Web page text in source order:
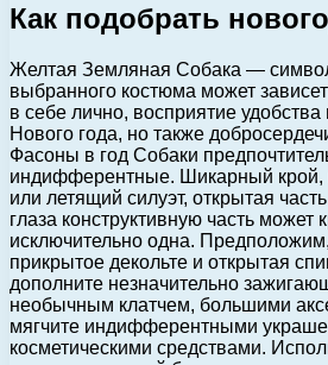
Как подобрать
Желтая Земляная Собака —
выбранного костюма может
в себе лично, восприятие
Нового года, но также
Фасоны в год Собаки
индифферентные. Шикарный крой,
или летящий силуэт, открытая
глаза конструктивную часть может
исключительно одна.
прикрытое декольте и открытая
дополните незначительно
необычным клатчем, большими
мягчите индифферентными
косметическими средствами.